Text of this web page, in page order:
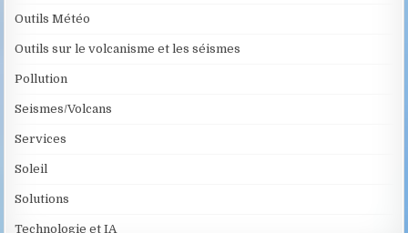
Outils Météo
Outils sur le volcanisme et les séismes
Pollution
Seismes/Volcans
Services
Soleil
Solutions
Technologie et IA